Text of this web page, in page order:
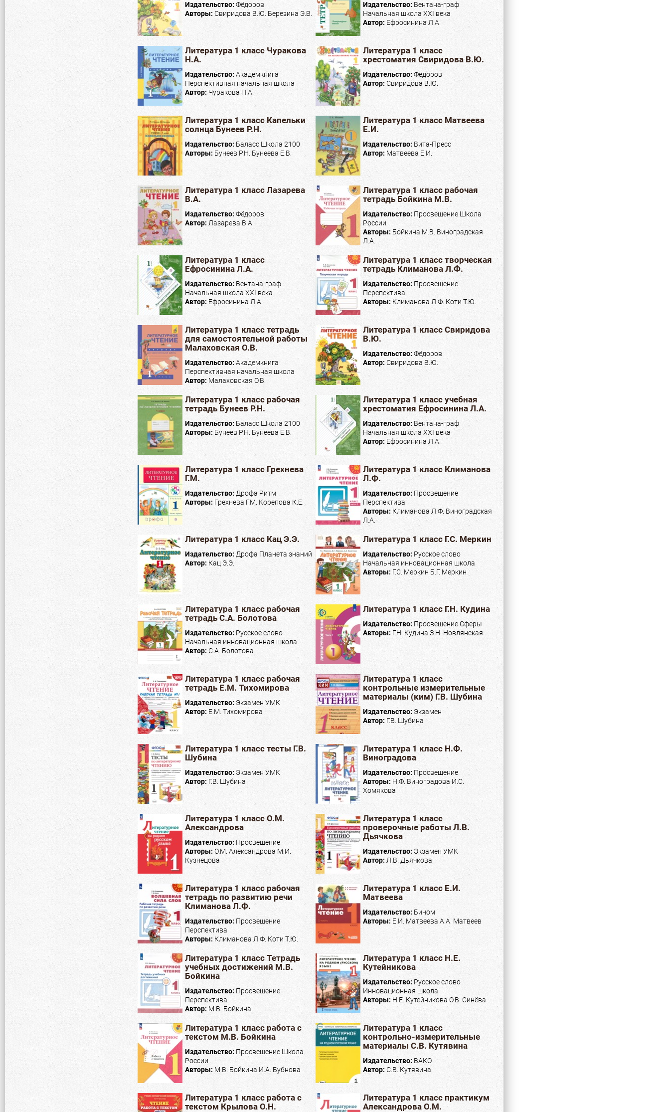
Издательство: Фёдоров
Авторы: Свиридова В.Ю. Березина Э.В.
Издательство: Вентана-граф
Начальная школа XXI века
Автор: Ефросинина Л.А.
Литература 1 класс Чуракова
Н.А.
Издательство: Академкнига
Перспективная начальная школа
Автор: Чуракова Н.А.
Литература 1 класс
хрестоматия Свиридова В.Ю.
Издательство: Фёдоров
Автор: Свиридова В.Ю.
Литература 1 класс Капельки
солнца Бунеев Р.Н.
Издательство: Баласс Школа 2100
Авторы: Бунеев Р.Н. Бунеева Е.В.
Литература 1 класс Матвеева
Е.И.
Издательство: Вита-Пресс
Автор: Матвеева Е.И.
Литература 1 класс Лазарева
В.А.
Издательство: Фёдоров
Автор: Лазарева В.А.
Литература 1 класс рабочая
тетрадь Бойкина М.В.
Издательство: Просвещение Школа
России
Авторы: Бойкина М.В. Виноградская
Л.А.
Литература 1 класс
Ефросинина Л.А.
Издательство: Вентана-граф
Начальная школа XXI века
Автор: Ефросинина Л.А.
Литература 1 класс творческая
тетрадь Климанова Л.Ф.
Издательство: Просвещение
Перспектива
Авторы: Климанова Л.Ф. Коти Т.Ю.
Литература 1 класс тетрадь
для самостоятельной работы
Малаховская О.В.
Издательство: Академкнига
Перспективная начальная школа
Автор: Малаховская О.В.
Литература 1 класс Свиридова
В.Ю.
Издательство: Фёдоров
Автор: Свиридова В.Ю.
Литература 1 класс рабочая
тетрадь Бунеев Р.Н.
Издательство: Баласс Школа 2100
Авторы: Бунеев Р.Н. Бунеева Е.В.
Литература 1 класс учебная
хрестоматия Ефросинина Л.А.
Издательство: Вентана-граф
Начальная школа XXI века
Автор: Ефросинина Л.А.
Литература 1 класс Грехнева
Г.М.
Издательство: Дрофа Ритм
Авторы: Грехнева Г.М. Корепова К.Е.
Литература 1 класс Климанова
Л.Ф.
Издательство: Просвещение
Перспектива
Авторы: Климанова Л.Ф. Виноградская
Л.А.
Литература 1 класс Кац Э.Э.
Издательство: Дрофа Планета знаний
Автор: Кац Э.Э.
Литература 1 класс Г.С. Меркин
Издательство: Русское слово
Начальная инновационная школа
Авторы: Г.С. Меркин Б.Г. Меркин
Литература 1 класс рабочая
тетрадь С.А. Болотова
Издательство: Русское слово
Начальная инновационная школа
Автор: С.А. Болотова
Литература 1 класс Г.Н. Кудина
Издательство: Просвещение Сферы
Авторы: Г.Н. Кудина З.Н. Новлянская
Литература 1 класс рабочая
тетрадь Е.М. Тихомирова
Издательство: Экзамен УМК
Автор: Е.М. Тихомирова
Литература 1 класс
контрольные измерительные
материалы (ким) Г.В. Шубина
Издательство: Экзамен
Автор: Г.В. Шубина
Литература 1 класс тесты Г.В.
Шубина
Издательство: Экзамен УМК
Автор: Г.В. Шубина
Литература 1 класс Н.Ф.
Виноградова
Издательство: Просвещение
Авторы: Н.Ф. Виноградова И.С.
Хомякова
Литература 1 класс О.М.
Александрова
Издательство: Просвещение
Авторы: О.М. Александрова М.И.
Кузнецова
Литература 1 класс
проверочные работы Л.В.
Дьячкова
Издательство: Экзамен УМК
Автор: Л.В. Дьячкова
Литература 1 класс рабочая
тетрадь по развитию речи
Климанова Л.Ф.
Издательство: Просвещение
Перспектива
Авторы: Климанова Л.Ф. Коти Т.Ю.
Литература 1 класс Е.И.
Матвеева
Издательство: Бином
Авторы: Е.И. Матвеева А.А. Матвеев
Литература 1 класс Тетрадь
учебных достижений М.В.
Бойкина
Издательство: Просвещение
Перспектива
Автор: М.В. Бойкина
Литература 1 класс Н.Е.
Кутейникова
Издательство: Русское слово
Инновационная школа
Авторы: Н.Е. Кутейникова О.В. Синёва
Литература 1 класс работа с
текстом М.В. Бойкина
Издательство: Просвещение Школа
России
Авторы: М.В. Бойкина И.А. Бубнова
Литература 1 класс
контрольно-измерительные
материалы С.В. Кутявина
Издательство: ВАКО
Автор: С.В. Кутявина
Литература 1 класс работа с
текстом Крылова О.Н.
Литература 1 класс практикум
Александрова О.М.